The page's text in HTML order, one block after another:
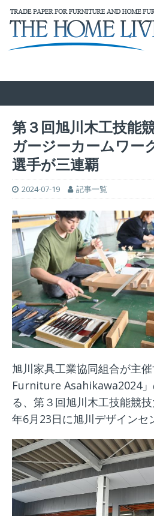
第３回旭川木工技能
ガージーカームワー
選手が三連覇
2024-07-19 記事一覧
旭川家具工業協同組合が主
Furniture Asahikawa2024
る、第３回旭川木工技能競
年6月23日に旭川デザインセ